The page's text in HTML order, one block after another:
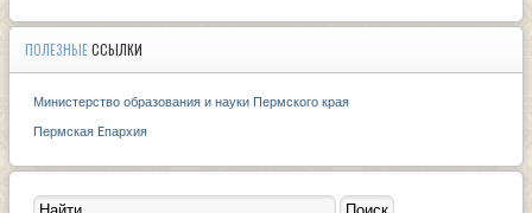
ПОЛЕЗНЫЕССЫЛКИ
Министерство образования и науки Пермского края
Пермская Eпархия